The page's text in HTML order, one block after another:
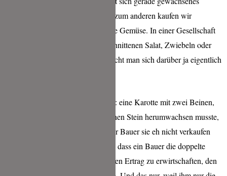
Gemüse leichter in Kisten packen zum anderen kaufen wir
Verbraucher eben lieber das gerade Gemüse. In einer Gesellschaft
in der es Abnehmer für fertig geschnittenen Salat, Zwiebeln oder
Tomaten im Supermarkt gibt, braucht man sich darüber ja eigentlich
Was mich aber wirlich bestürzt hat: eine Karotte mit zwei Beinen,
die sie nur hat, weil sie z.B. um einen Stein herumwachsen musste,
bleibt auf dem Feld liegen, weil der Bauer sie eh nicht verkaufen
kann. Denkt mal weiter: d.h. auch, dass ein Bauer die doppelte
Fläche Felder bestellen muss um den Ertrag zu erwirtschaften, den